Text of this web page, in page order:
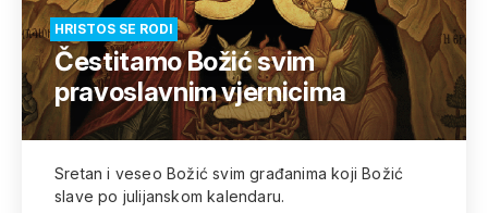
HRISTOS SE RODI
Čestitamo Božić svim
pravoslavnim vjernicima
Sretan i veseo Božić svim građanima koji Božić
slave po julijanskom kalendaru.